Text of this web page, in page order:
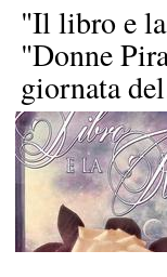
"Il libro e
"Donne
giornata